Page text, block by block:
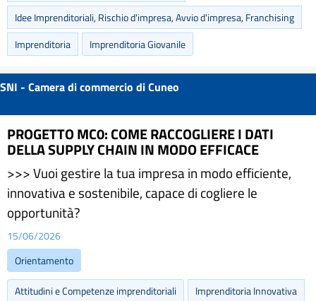
Idee Imprenditoriali, Rischio d'impresa, Avvio d'impresa, Franchising
Imprenditoria
Imprenditoria Giovanile
SNI - Camera di commercio di Cuneo
PROGETTO MC0: COME RACCOGLIERE I DATI
DELLA SUPPLY CHAIN IN MODO EFFICACE
>>> Vuoi gestire la tua impresa in modo efficiente,
innovativa e sostenibile, capace di cogliere le
opportunità?
15/06/2026
Orientamento
Attitudini e Competenze imprenditoriali Imprenditoria Innovativa